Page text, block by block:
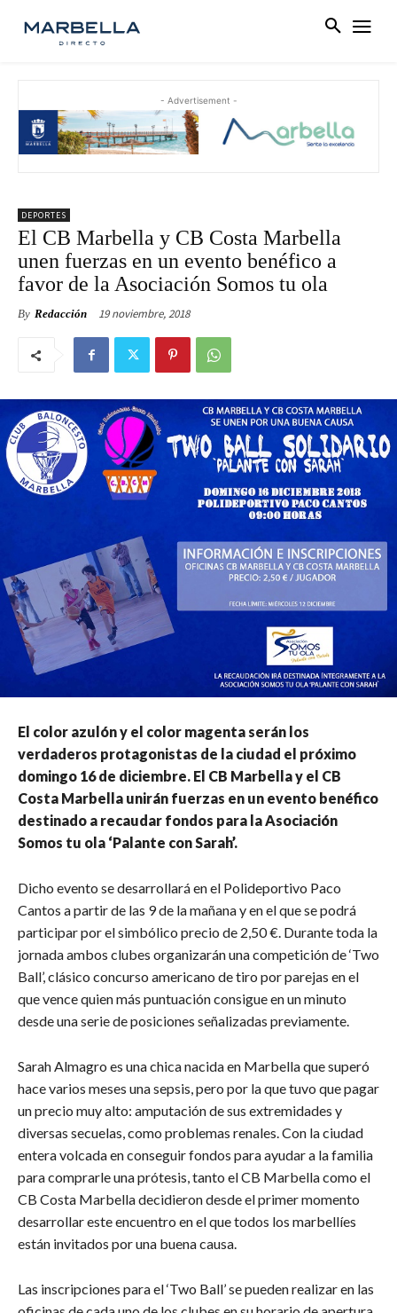
- Advertisement -
DEPORTES
El CB Marbella y CB Costa Marbella
unen fuerzas en un evento benéfico a
favor de la Asociación Somos tu ola
By Redacción 19 noviembre, 2018
El color azulón y el color magenta serán los
verdaderos protagonistas de la ciudad el próximo
domingo 16 de diciembre. El CB Marbella y el CB
Costa Marbella unirán fuerzas en un evento benéfico
destinado a recaudar fondos para la Asociación
Somos tu ola ‘Palante con Sarah’.
Dicho evento se desarrollará en el Polideportivo Paco
Cantos a partir de las 9 de la mañana y en el que se podrá
participar por el simbólico precio de 2,50 €. Durante toda la
jornada ambos clubes organizarán una competición de ‘Two
Ball’, clásico concurso americano de tiro por parejas en el
que vence quien más puntuación consigue en un minuto
desde una serie de posiciones señalizadas previamente.
Sarah Almagro es una chica nacida en Marbella que superó
hace varios meses una sepsis, pero por la que tuvo que pagar
un precio muy alto: amputación de sus extremidades y
diversas secuelas, como problemas renales. Con la ciudad
entera volcada en conseguir fondos para ayudar a la familia
para comprarle una prótesis, tanto el CB Marbella como el
CB Costa Marbella decidieron desde el primer momento
desarrollar este encuentro en el que todos los marbellíes
están invitados por una buena causa.
Las inscripciones para el ‘Two Ball’ se pueden realizar en las